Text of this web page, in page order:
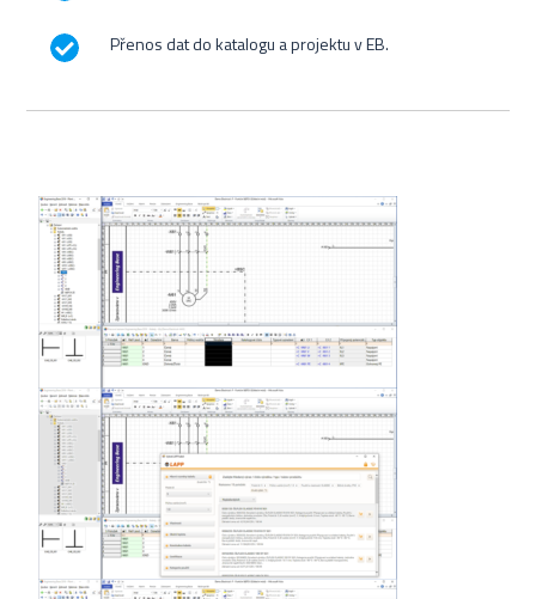
Přenos dat do katalogu a projektu v EB.